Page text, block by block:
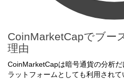
CoinMarketCapでブー
理由
CoinMarketCapは暗号通貨の分析
ラットフォームとしても利用され